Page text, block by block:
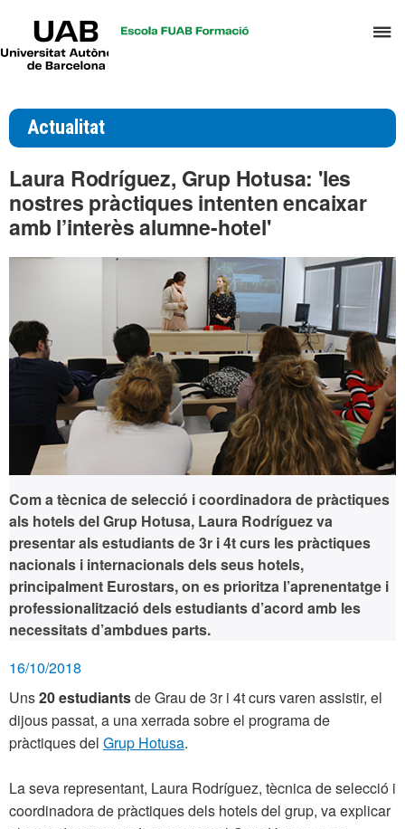
el
Universitat
Actualitat
Laura Rodríguez, Grup Hotusa: 'les
nostres pràctiques intenten encaixar
amb l’interès alumne-hotel'
Com a tècnica de selecció i coordinadora de pràctiques
als hotels del Grup Hotusa, Laura Rodríguez va
presentar als estudiants de 3r i 4t curs les pràctiques
nacionals i internacionals dels seus hotels,
principalment Eurostars, on es prioritza l’aprenentatge i
professionalització dels estudiants d’acord amb les
necessitats d’ambdues parts.
16/10/2018
Uns20 estudiantsde Grau de 3r i 4t curs varen assistir, el
dijous passat, a una xerrada sobre el programa de
pràctiques del Grup Hotusa.
La seva representant, Laura Rodríguez, tècnica de selecció i
coordinadora de pràctiques dels hotels del grup, va explicar